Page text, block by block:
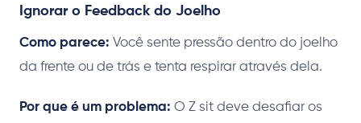
Ignorar o Feedback do Joelho
Como parece: Você sente pressão dentro do joelho
da frente ou de trás e tenta respirar através dela.
Por que é um problema: O Z sit deve desafiar os